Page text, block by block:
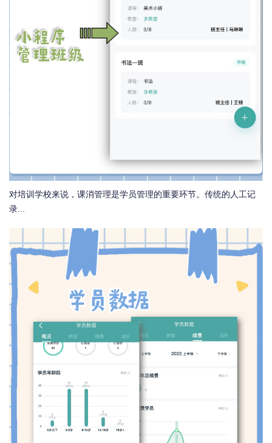
对培训学校来说，课消管理是学员管理的重要环节。传统的人工记
录...